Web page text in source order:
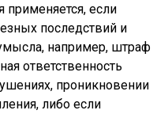
применяется, если
последствий и
например, штраф
ответственность
проникновении
либо если